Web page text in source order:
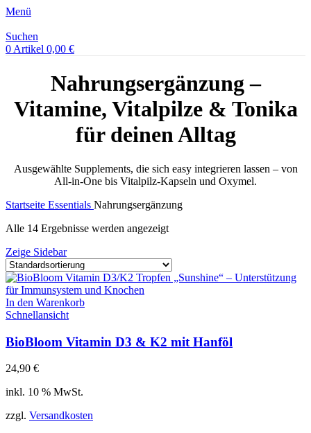
Menü
Suchen
0 Artikel 0,00 €
Nahrungsergänzung –
Vitamine, Vitalpilze & Tonika
für deinen Alltag
Ausgewählte Supplements, die sich easy integrieren lassen – von
All-in-One bis Vitalpilz-Kapseln und Oxymel.
Startseite Essentials Nahrungsergänzung
Alle 14 Ergebnisse werden angezeigt
Zeige Sidebar
In den Warenkorb
Schnellansicht
BioBloom Vitamin D3 & K2 mit Hanföl
24,90 €
inkl. 10 % MwSt.
zzgl. Versandkosten